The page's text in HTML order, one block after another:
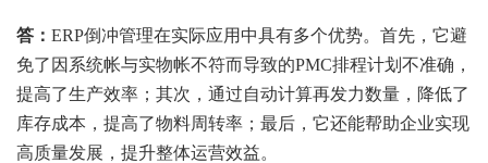
答： ERP倒冲管理在实际应用中具有多个优势。首先，它避
免了因系统帐与实物帐不符而导致的PMC排程计划不准确，
提高了生产效率；其次，通过自动计算再发力数量，降低了
库存成本，提高了物料周转率；最后，它还能帮助企业实现
高质量发展，提升整体运营效益。